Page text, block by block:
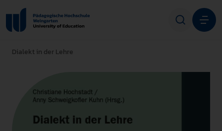
Forschung
Transfer
Dialekt in der Lehre